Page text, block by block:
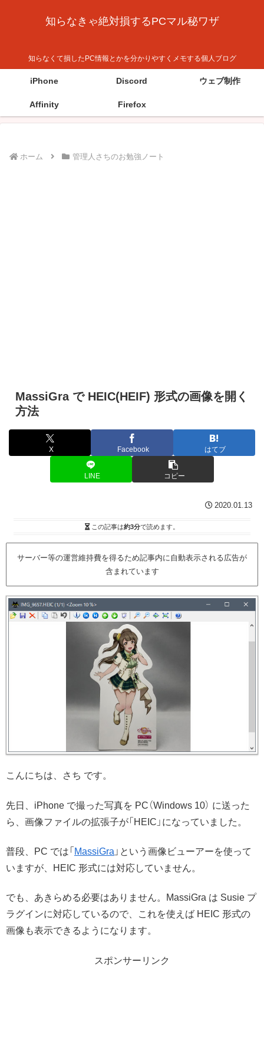
知らなきゃ絶対損するPCマル秘ワザ
知らなくて損したPC情報とかを分かりやすくメモする個人ブログ
iPhone Discord ウェブ制作
Affinity Firefox
ホーム 管理人さちのお勉強ノート
MassiGra で HEIC(HEIF) 形式の画像を開く
方法
X Facebook はてブ
LINE コピー
2020.01.13
この記事は約3分で読めます。
サーバー等の運営維持費を得るため記事内に自動表示される広告が
含まれています
こんにちは、さち です。
先日、iPhone で撮った写真を PC（Windows 10） に送った
ら、画像ファイルの拡張子が「HEIC」になっていました。
普段、PC では「 MassiGra 」という画像ビューアーを使って
いますが、HEIC 形式には対応していません。
でも、あきらめる必要はありません。MassiGra は Susie プ
ラグインに対応しているので、これを使えば HEIC 形式の
画像も表示できるようになります。
スポンサーリンク